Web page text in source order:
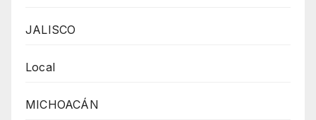
JALISCO
Local
MICHOACÁN